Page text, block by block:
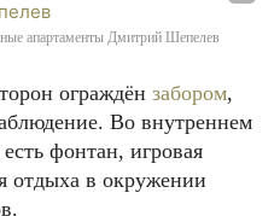
апартаменты Дмитрий Шепелев
ограждён забором,
Во внутреннем
фонтан, игровая
отдыха в окружении